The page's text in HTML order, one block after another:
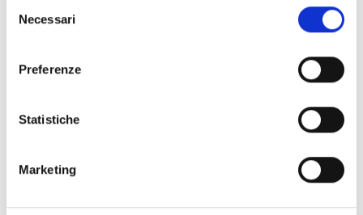
delNecessari
Preferenze
Statistiche
Marketing
Marchio
Codice
PHC3052O7WHRDBRB0
Pietre preziose